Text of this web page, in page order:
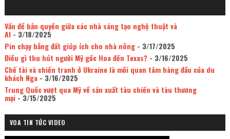
Vấn đề bản quyền giữa các nhà sáng tạo nghệ thuật và
AI- 3/18/2025
Pin chạy bằng đất giúp ích cho nhà nông- 3/17/2025
Điều gì thu hút người Mỹ gốc Hoa đến Texas?- 3/16/2025
Chế tài và chiến tranh ở Ukraine là mối quan tâm hàng đầu của du
khách Nga- 3/16/2025
Trung Quốc vượt qua Mỹ về sản xuất tàu chiến và tàu thương
mại- 3/15/2025
VOA TIN TỨC VIDEO